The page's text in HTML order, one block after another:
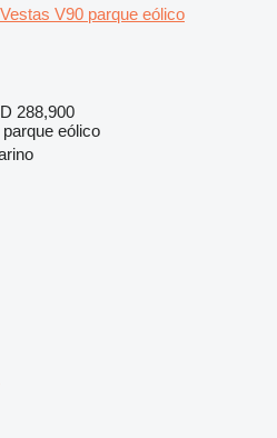
Vestas V90 parque eólico
288,900
eólico